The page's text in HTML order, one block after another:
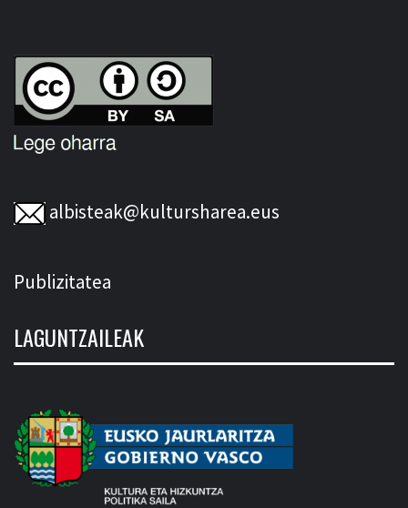
albisteak@kultursharea.eus
Publizitatea
LAGUNTZAILEAK